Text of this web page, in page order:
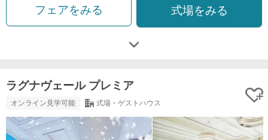
フェアをみる 式場をみる
ラグナヴェール プレミア
オンライン見学可能 式場・ゲストハウス